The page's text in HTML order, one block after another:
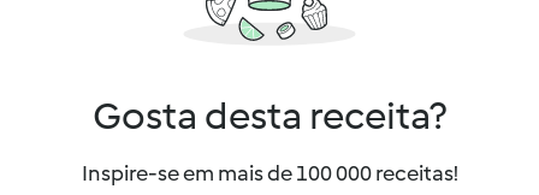
Gosta desta receita?
Inspire-se em mais de 100 000 receitas!